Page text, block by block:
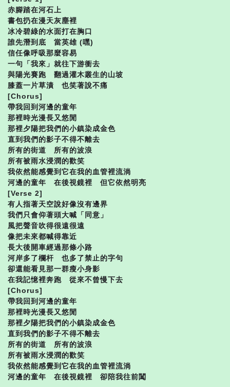
赤腳踏在河石上
書包扔在漫天灰塵裡
冰冷碧綠的水面打在胸口
誰先潛到底 當英雄 (嘿)
信任像呼吸那麼容易
一句「我來」就往下游衝去
與陽光賽跑 翻過灌木叢生的山坡
膝蓋一片草漬 也笑著說不痛
[Chorus]
帶我回到河邊的童年
那裡時光漫長又悠閒
那裡夕陽把我們的小鎮染成金色
直到我們的影子不得不離去
所有的街道 所有的波浪
所有被雨水浸潤的歡笑
我依然能感覺到它在我的血管裡流淌
河邊的童年 在後視鏡裡 但它依然明亮
[Verse 2]
有人指著天空說好像沒有邊界
我們只會仰著頭大喊「同意」
風把聲音吹得很遠很遠
像把未來都喊得靠近
長大後開車經過那條小路
河岸多了欄杆 也多了禁止的字句
卻還能看見那一群瘦小身影
在我記憶裡奔跑 從來不曾慢下去
[Chorus]
帶我回到河邊的童年
那裡時光漫長又悠閒
那裡夕陽把我們的小鎮染成金色
直到我們的影子不得不離去
所有的街道 所有的波浪
所有被雨水浸潤的歡笑
我依然能感覺到它在我的血管裡流淌
河邊的童年 在後視鏡裡 卻陪我往前闖